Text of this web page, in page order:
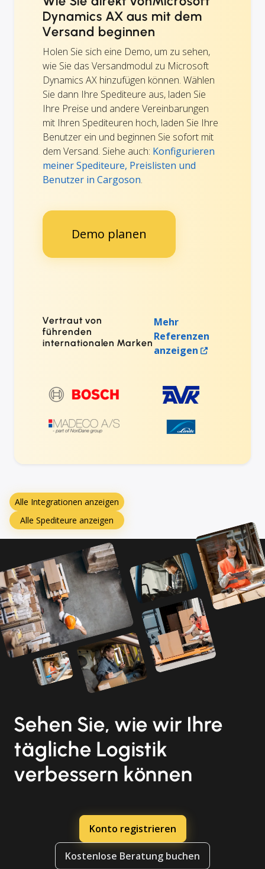
Dynamics AX aus mit dem
Versand beginnen
Holen Sie sich eine Demo, um zu sehen,
wie Sie das Versandmodul zu Microsoft
Dynamics AX hinzufügen können. Wählen
Sie dann Ihre Spediteure aus, laden Sie
Ihre Preise und andere Vereinbarungen
mit Ihren Spediteuren hoch, laden Sie Ihre
Benutzer ein und beginnen Sie sofort mit
dem Versand. Siehe auch: Konfigurieren
meiner Spediteure, Preislisten und
Benutzer in Cargoson.
Demo planen
Vertraut von
führenden
internationalen Marken
Mehr
Referenzen
anzeigen
Alle Integrationen anzeigen
Alle Spediteure anzeigen
Sehen Sie, wie wir Ihre
tägliche Logistik
verbessern können
Konto registrieren
Kostenlose Beratung buchen